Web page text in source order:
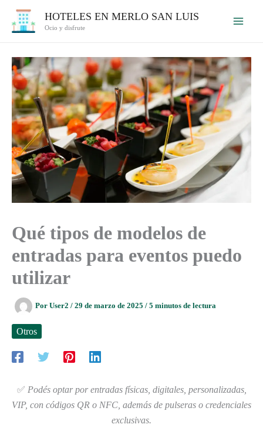
HOTELES EN MERLO SAN LUIS
Ocio y disfrute
Qué tipos de modelos de
entradas para eventos puedo
utilizar
Por User2 / 29 de marzo de 2025 / 5 minutos de lectura
Otros
✅ Podés optar por entradas físicas, digitales, personalizadas,
VIP, con códigos QR o NFC, además de pulseras o credenciales
exclusivas.